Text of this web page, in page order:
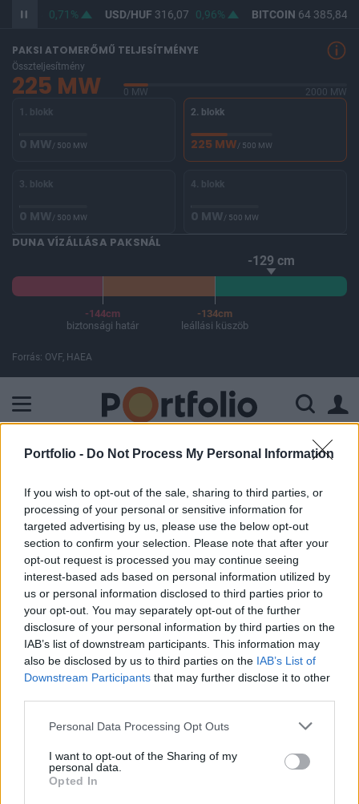
Portfolio - Do Not Process My Personal Information
If you wish to opt-out of the sale, sharing to third parties, or
processing of your personal or sensitive information for
targeted advertising by us, please use the below opt-out
section to confirm your selection. Please note that after your
opt-out request is processed you may continue seeing
interest-based ads based on personal information utilized by
us or personal information disclosed to third parties prior to
your opt-out. You may separately opt-out of the further
disclosure of your personal information by third parties on the
IAB’s list of downstream participants. This information may
also be disclosed by us to third parties on the IAB’s List of
Downstream Participants that may further disclose it to other
Personal Data Processing Opt Outs
I want to opt-out of the Sharing of my
personal data.
Opted In
364,28 0,71% USD/HUF 316,07 0,96% BITCOIN 64 385,84
PAKSI ATOMERŐMŰ TELJESÍTMÉNYE
Összteljesítmény
225 MW 0 MW
2000 MW
1. blokk
0 MW/ 500 MW
2. blokk
225 MW/ 500 MW
3. blokk
0 MW/ 500 MW
4. blokk
0 MW/ 500 MW
DUNA VÍZÁLLÁSA PAKSNÁL
-129 cm
-144cm
biztonsági határ
-134cm
leállási küszöb
Forrás: OVF, HAEA
ELŐFIZETŐI TARTALOM
Matáv korrekció felfelé
Portfolio
2000. szeptember 20. 18:30
A tegnapi zuhanás után 4.5%-ot erősödött a Matáv, ezzel
részben ledolgozta nem csekély veszteségét. A távközlési
papír a kereskedés elején még 1,500 Ft felett is forgott,
majd a növekvő eladói érdeklődés miatt visszaesett, de
ezzel a legjobban emelkedő részvény lett. A BUX
KEDVES OLVASÓNK!